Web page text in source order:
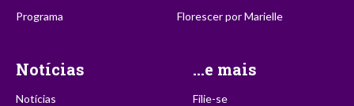
Programa
Florescer por Marielle
Notícias
Notícias
...e mais
Filie-se